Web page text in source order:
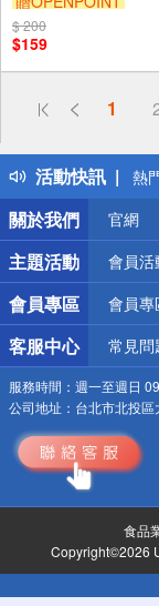
$ 200
$159
1
活動快訊
偏
得
熱
銀
偏
詐
關於我們
官網
主題活動 會員活
會員專區 會員專
客服中心 常見問
服務時間： 週一至週日
公司地址： 台北市北投
食品
Copyright©2026